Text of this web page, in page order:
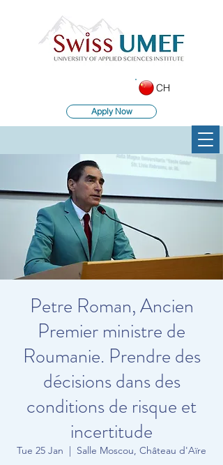
Apply Now
CH
Petre Roman, Ancien
Premier ministre de
Roumanie. Prendre des
décisions dans des
conditions de risque et
incertitude
Tue 25 Jan
  |
Salle Moscou, Château d'Aïre